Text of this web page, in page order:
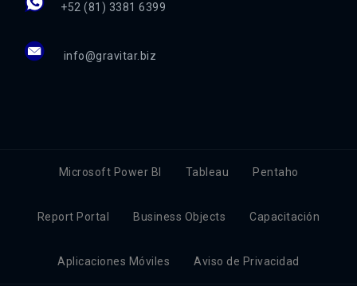
+52 (81) 3381 6399
info@gravitar.biz
Microsoft Power BI Tableau Pentaho
Report Portal Business Objects Capacitación
Aplicaciones Móviles Aviso de Privacidad